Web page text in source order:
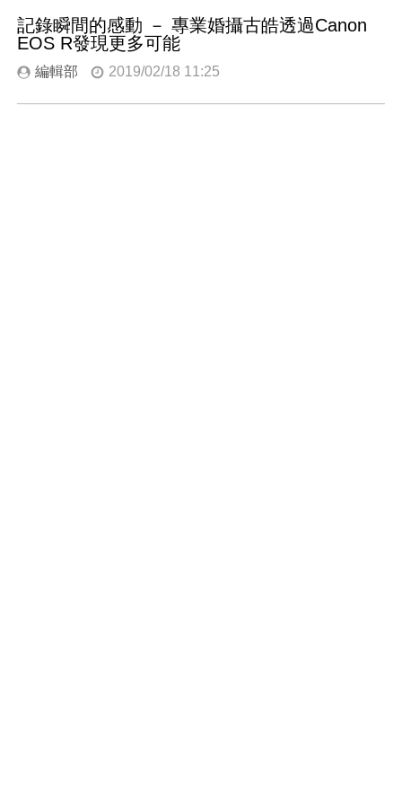
記錄瞬間的感動 － 專業婚攝古皓透過Canon
EOS R發現更多可能
編輯部 2019/02/18 11:25